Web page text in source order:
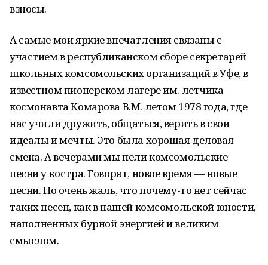
взносы.
А самые мои яркие впечатления связаны с
участием в республиканском сборе секретарей
школьных комсомольских организаций в Уфе, в
известном пионерском лагере им. летчика -
космонавта Комарова В.М. летом 1978 года, где
нас учили дружить, общаться, верить в свои
идеалы и мечты. Это была хорошая деловая
смена. А вечерами мы пели комсомольские
песни у костра. Говорят, новое время — новые
песни. Но очень жаль, что почему-то нет сейчас
таких песен, как в нашей комсомольской юности,
наполненных бурной энергией и великим
смыслом.